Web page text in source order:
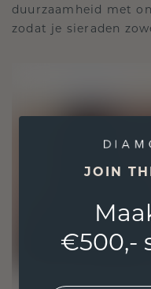
duurzaamheid met
zodat je sieraden
JOIN
€500,-